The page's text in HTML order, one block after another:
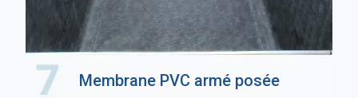
Membrane PVC armé posée